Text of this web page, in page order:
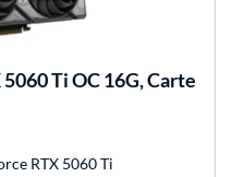
Ti OC 16G, Carte
RTX 5060 Ti